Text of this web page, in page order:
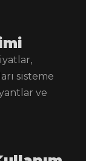
sisteme
ve